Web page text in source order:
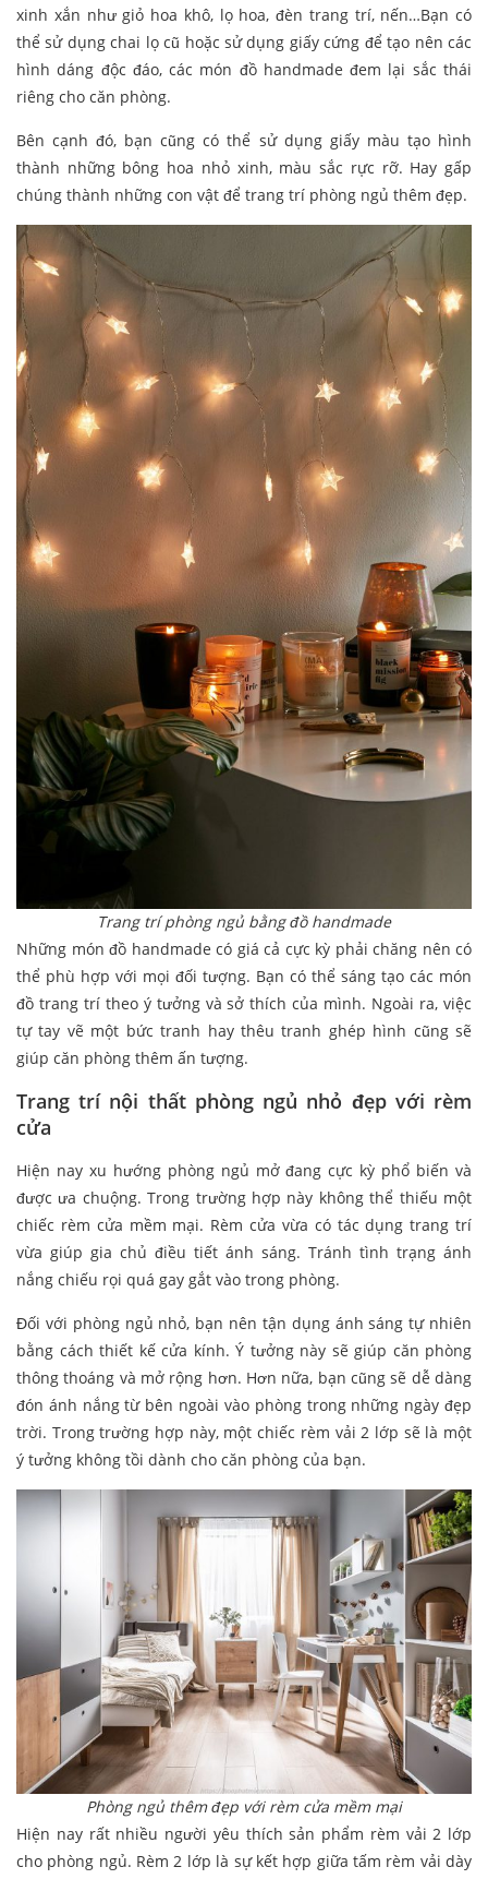
xinh xắn như giỏ hoa khô, lọ hoa, đèn trang trí, nến…Bạn có
thể sử dụng chai lọ cũ hoặc sử dụng giấy cứng để tạo nên các
hình dáng độc đáo, các món đồ handmade đem lại sắc thái
riêng cho căn phòng.
Bên cạnh đó, bạn cũng có thể sử dụng giấy màu tạo hình
thành những bông hoa nhỏ xinh, màu sắc rực rỡ. Hay gấp
chúng thành những con vật để trang trí phòng ngủ thêm đẹp.
Trang trí phòng ngủ bằng đồ handmade
Những món đồ handmade có giá cả cực kỳ phải chăng nên có
thể phù hợp với mọi đối tượng. Bạn có thể sáng tạo các món
đồ trang trí theo ý tưởng và sở thích của mình. Ngoài ra, việc
tự tay vẽ một bức tranh hay thêu tranh ghép hình cũng sẽ
giúp căn phòng thêm ấn tượng.
Trang trí nội thất phòng ngủ nhỏ đẹp với rèm
cửa
Hiện nay xu hướng phòng ngủ mở đang cực kỳ phổ biến và
được ưa chuộng. Trong trường hợp này không thể thiếu một
chiếc rèm cửa mềm mại. Rèm cửa vừa có tác dụng trang trí
vừa giúp gia chủ điều tiết ánh sáng. Tránh tình trạng ánh
nắng chiếu rọi quá gay gắt vào trong phòng.
Đối với phòng ngủ nhỏ, bạn nên tận dụng ánh sáng tự nhiên
bằng cách thiết kế cửa kính. Ý tưởng này sẽ giúp căn phòng
thông thoáng và mở rộng hơn. Hơn nữa, bạn cũng sẽ dễ dàng
đón ánh nắng từ bên ngoài vào phòng trong những ngày đẹp
trời. Trong trường hợp này, một chiếc rèm vải 2 lớp sẽ là một
ý tưởng không tồi dành cho căn phòng của bạn.
Phòng ngủ thêm đẹp với rèm cửa mềm mại
Hiện nay rất nhiều người yêu thích sản phẩm rèm vải 2 lớp
cho phòng ngủ. Rèm 2 lớp là sự kết hợp giữa tấm rèm vải dày